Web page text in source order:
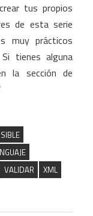
tus propios
de esta serie
muy prácticos
tienes alguna
la sección de
VALIDAR
XML